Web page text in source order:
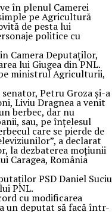
în plenul Camerei
pe Agricultură
de pesta lui
politice cu
Camera Deputaţilor,
lui Giugea din PNL.
ministrul Agriculturii,
Petru Groza şi-a
Liviu Dragnea a venit
berbec, dar nu
sau, pe înţelesul
care se pierde de
a declarat
la dezbaterea moţiunii
Caragea, România
PSD Daniel Suciu
PNL.
cu modificarea
un deputat să facă într-